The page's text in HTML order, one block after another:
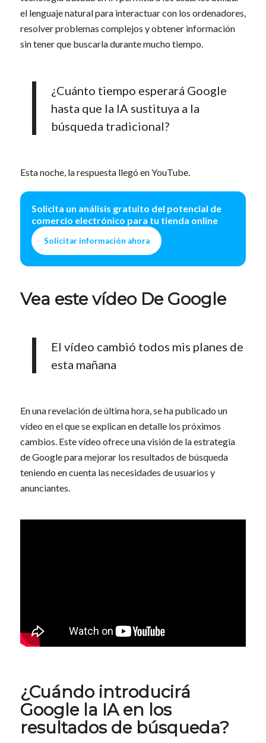
el lenguaje natural para interactuar con los ordenadores,
resolver problemas complejos y obtener información
sin tener que buscarla durante mucho tiempo.
¿Cuánto tiempo esperará Google
hasta que la IA sustituya a la
búsqueda tradicional?
Esta noche, la respuesta llegó en YouTube.
Solicita un análisis gratuito del potencial de
comercio electrónico para tu tienda online
Solicitar información ahora
Vea este vídeo De Google
El vídeo cambió todos mis planes de
esta mañana
En una revelación de última hora, se ha publicado un
vídeo en el que se explican en detalle los próximos
cambios. Este vídeo ofrece una visión de la estrategia
de Google para mejorar los resultados de búsqueda
teniendo en cuenta las necesidades de usuarios y
anunciantes.
¿Cuándo introducirá
Google la IA en los
resultados de búsqueda?